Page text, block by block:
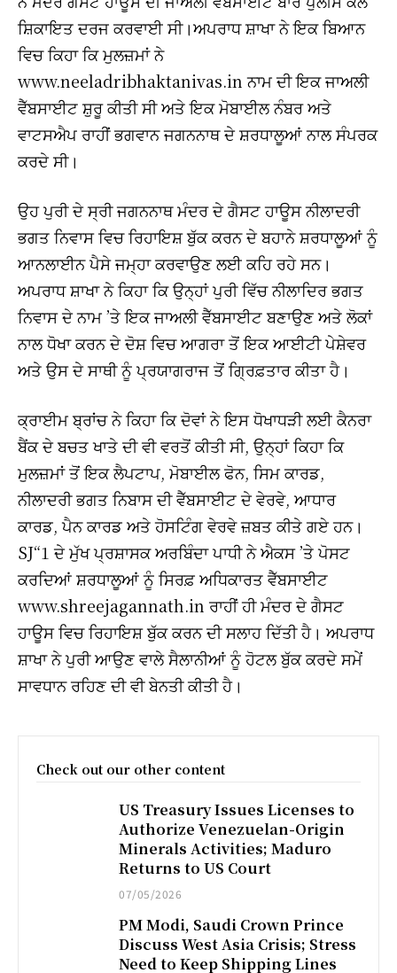
ਸ਼ਿਕਾਇਤ ਦਰਜ ਕਰਵਾਈ ਸੀ।ਅਪਰਾਧ ਸ਼ਾਖਾ ਨੇ ਇਕ ਬਿਆਨ
ਵਿਚ ਕਿਹਾ ਕਿ ਮੁਲਜ਼ਮਾਂ ਨੇ
www.neeladribhaktanivas.in ਨਾਮ ਦੀ ਇਕ ਜਾਅਲੀ
ਵੈੱਬਸਾਈਟ ਸ਼ੁਰੂ ਕੀਤੀ ਸੀ ਅਤੇ ਇਕ ਮੋਬਾਈਲ ਨੰਬਰ ਅਤੇ
ਵਾਟਸਐਪ ਰਾਹੀਂ ਭਗਵਾਨ ਜਗਨਨਾਥ ਦੇ ਸ਼ਰਧਾਲੂਆਂ ਨਾਲ ਸੰਪਰਕ
ਕਰਦੇ ਸੀ।
ਉਹ ਪੁਰੀ ਦੇ ਸ੍ਰੀ ਜਗਨਨਾਥ ਮੰਦਰ ਦੇ ਗੈਸਟ ਹਾਊਸ ਨੀਲਾਦਰੀ
ਭਗਤ ਨਿਵਾਸ ਵਿਚ ਰਿਹਾਇਸ਼ ਬੁੱਕ ਕਰਨ ਦੇ ਬਹਾਨੇ ਸ਼ਰਧਾਲੂਆਂ ਨੂੰ
ਆਨਲਾਈਨ ਪੈਸੇ ਜਮ੍ਹਾ ਕਰਵਾਉਣ ਲਈ ਕਹਿ ਰਹੇ ਸਨ।
ਅਪਰਾਧ ਸ਼ਾਖਾ ਨੇ ਕਿਹਾ ਕਿ ਉਨ੍ਹਾਂ ਪੁਰੀ ਵਿੱਚ ਨੀਲਾਦਿਰ ਭਗਤ
ਨਿਵਾਸ ਦੇ ਨਾਮ ’ਤੇ ਇਕ ਜਾਅਲੀ ਵੈੱਬਸਾਈਟ ਬਣਾਉਣ ਅਤੇ ਲੋਕਾਂ
ਨਾਲ ਧੋਖਾ ਕਰਨ ਦੇ ਦੋਸ਼ ਵਿਚ ਆਗਰਾ ਤੋਂ ਇਕ ਆਈਟੀ ਪੇਸ਼ੇਵਰ
ਅਤੇ ਉਸ ਦੇ ਸਾਥੀ ਨੂੰ ਪ੍ਰਯਾਗਰਾਜ ਤੋਂ ਗ੍ਰਿਫ਼ਤਾਰ ਕੀਤਾ ਹੈ।
ਕ੍ਰਾਈਮ ਬ੍ਰਾਂਚ ਨੇ ਕਿਹਾ ਕਿ ਦੋਵਾਂ ਨੇ ਇਸ ਧੋਖਾਧੜੀ ਲਈ ਕੈਨਰਾ
ਬੈਂਕ ਦੇ ਬਚਤ ਖਾਤੇ ਦੀ ਵੀ ਵਰਤੋਂ ਕੀਤੀ ਸੀ, ਉਨ੍ਹਾਂ ਕਿਹਾ ਕਿ
ਮੁਲਜ਼ਮਾਂ ਤੋਂ ਇਕ ਲੈਪਟਾਪ, ਮੋਬਾਈਲ ਫੋਨ, ਸਿਮ ਕਾਰਡ,
ਨੀਲਾਦਰੀ ਭਗਤ ਨਿਬਾਸ ਦੀ ਵੈੱਬਸਾਈਟ ਦੇ ਵੇਰਵੇ, ਆਧਾਰ
ਕਾਰਡ, ਪੈਨ ਕਾਰਡ ਅਤੇ ਹੋਸਟਿੰਗ ਵੇਰਵੇ ਜ਼ਬਤ ਕੀਤੇ ਗਏ ਹਨ।
SJ“1 ਦੇ ਮੁੱਖ ਪ੍ਰਸ਼ਾਸਕ ਅਰਬਿੰਦਾ ਪਾਧੀ ਨੇ ਐਕਸ ’ਤੇ ਪੋਸਟ
ਕਰਦਿਆਂ ਸ਼ਰਧਾਲੂਆਂ ਨੂੰ ਸਿਰਫ਼ ਅਧਿਕਾਰਤ ਵੈੱਬਸਾਈਟ
www.shreejagannath.in ਰਾਹੀਂ ਹੀ ਮੰਦਰ ਦੇ ਗੈਸਟ
ਹਾਊਸ ਵਿਚ ਰਿਹਾਇਸ਼ ਬੁੱਕ ਕਰਨ ਦੀ ਸਲਾਹ ਦਿੱਤੀ ਹੈ। ਅਪਰਾਧ
ਸ਼ਾਖਾ ਨੇ ਪੁਰੀ ਆਉਣ ਵਾਲੇ ਸੈਲਾਨੀਆਂ ਨੂੰ ਹੋਟਲ ਬੁੱਕ ਕਰਦੇ ਸਮੇਂ
ਸਾਵਧਾਨ ਰਹਿਣ ਦੀ ਵੀ ਬੇਨਤੀ ਕੀਤੀ ਹੈ।
Check out our other content
US Treasury Issues Licenses to
Authorize Venezuelan-Origin
Minerals Activities; Maduro
Returns to US Court
07/05/2026
PM Modi, Saudi Crown Prince
Discuss West Asia Crisis; Stress
Need to Keep Shipping Lines